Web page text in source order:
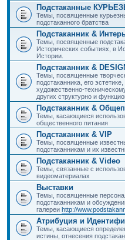
Подстаканные
Темы, посвященные
подстаканного братства
Подстаканник &
Темы, посвященные
Исторических событиях, в
Истории.
Подстаканник &
Темы, посвященные
подстаканника, его
художественно-
других структурно и
Подстаканник &
Темы, касающиеся
общественного питания
Подстаканник & VIP
Темы, посвященные
подстаканникам и их
Подстаканник & Video
Темы, связанные с
видеоматериалах
Выставки
Темы, посвященные
подстаканникам и
галереи http://
Атрибуция и
Темы, касающиеся
истины, отнесения